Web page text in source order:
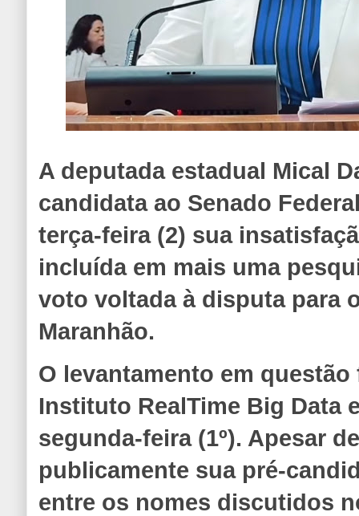
A deputada estadual Mical
candidata ao Senado
terça-feira (2) sua
incluída em mais uma
voto voltada à disputa para
Maranhão.
O levantamento em
Instituto RealTime Big Data
segunda-feira (1º). Apesar
publicamente sua pré-
entre os nomes discutidos